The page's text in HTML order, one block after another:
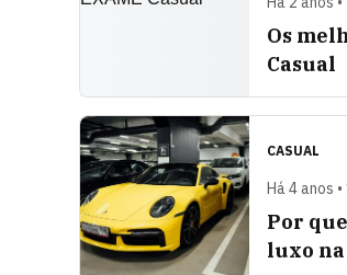
Os
Casual
CASUAL
Há 4 anos
Por
luxo